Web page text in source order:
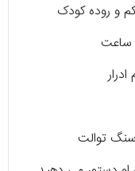
و روده کودک
ساعت
توالت